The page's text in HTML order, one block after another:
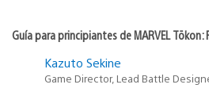
Guía para principiantes de MARVEL Tōkon:
Kazuto Sekine
Game Director, Lead Battle